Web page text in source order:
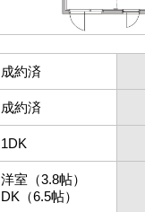
成約済
成約済
1DK
洋室（3.8帖）
DK（6.5帖）